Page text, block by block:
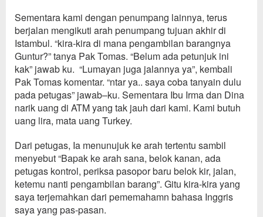
Sementara kami dengan penumpang lainnya, terus
berjalan mengikuti arah penumpang tujuan akhirdi
Istambul. “kira-kira di mana pengambilan barangnya
Guntur?” tanya Pak Tomas. “Belum ada petunjuk ini
kak” jawab ku. “Lumayan juga jalannyaya”, kembali
Pak Tomas komentar. “ntar ya.. saya coba tanyain dulu
pada petugas” jawab–ku. Sementara Ibu Irma dan Dina
narik uang di ATM yang tak jauh dari kami. Kami butuh
uang lira, mata uang Turkey.
Dari petugas, Ia menunujuk ke arah tertentu sambil
menyebut “Bapak ke arah sana, belok kanan, ada
petugas kontrol, periksa pasopor baru belok kir, jalan,
ketemu nanti pengambilan barang”. Gitu kira-kira yang
saya terjemahkan dari pememahamn bahasa Inggris
saya yang pas-pasan.